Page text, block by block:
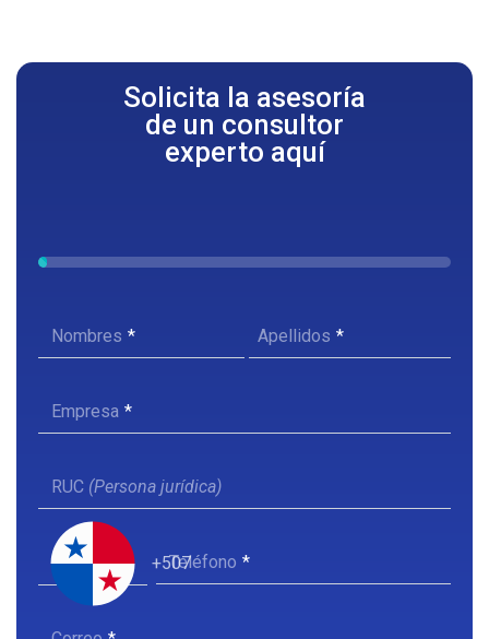
Nombres Apellidos
Empresa
RUC (Persona jurídica)
+507Teléfono
Solicita la asesoría
de un consultor
experto aquí